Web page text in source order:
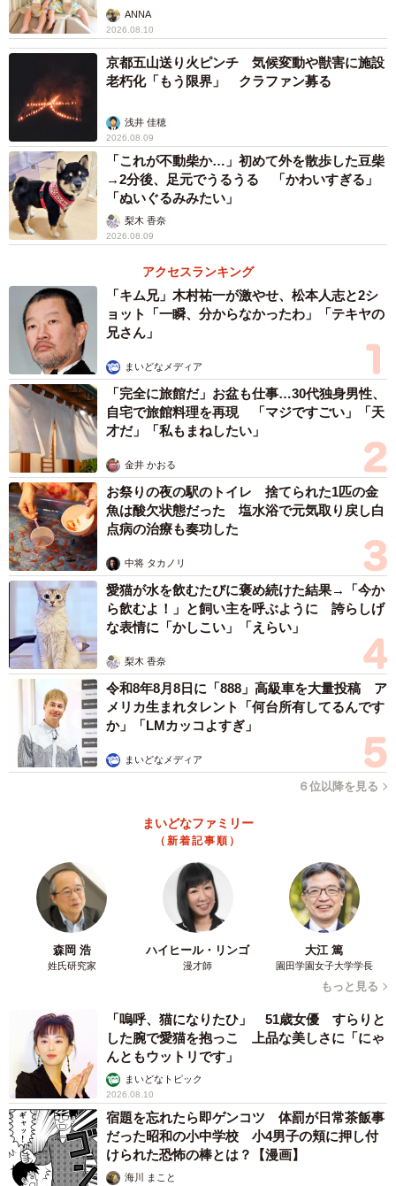
ANNA
2026.08.10
京都五山送り火ピンチ 気候変動や獣害に施設
老朽化「もう限界」 クラファン募る
浅井 佳穂
2026.08.09
「これが不動柴か…」初めて外を散歩した豆柴
→2分後、足元でうるうる 「かわいすぎる」
「ぬいぐるみみたい」
梨木 香奈
2026.08.09
アクセスランキング
「キム兄」木村祐一が激やせ、松本人志と2シ
ョット「一瞬、分からなかったわ」「テキヤの
兄さん」
まいどなメディア
「完全に旅館だ」お盆も仕事…30代独身男性、
自宅で旅館料理を再現 「マジですごい」「天
才だ」「私もまねしたい」
金井 かおる
お祭りの夜の駅のトイレ 捨てられた1匹の金
魚は酸欠状態だった 塩水浴で元気取り戻し白
点病の治療も奏功した
中将 タカノリ
愛猫が水を飲むたびに褒め続けた結果→「今か
ら飲むよ！」と飼い主を呼ぶように 誇らしげ
な表情に「かしこい」「えらい」
梨木 香奈
令和8年8月8日に「888」高級車を大量投稿 ア
メリカ生まれタレント「何台所有してるんです
か」「LMカッコよすぎ」
まいどなメディア
６位以降を見る
まいどなファミリー
（新着記事順）
森岡 浩
姓氏研究家
ハイヒール・リンゴ
漫才師
大江 篤
園田学園女子大学学長
もっと見る
「嗚呼、猫になりたひ」 51歳女優 すらりと
した腕で愛猫を抱っこ 上品な美しさに「にゃ
んともウットリです」
まいどなトピック
2026.08.10
宿題を忘れたら即ゲンコツ 体罰が日常茶飯事
だった昭和の小中学校 小4男子の頬に押し付
けられた恐怖の棒とは？【漫画】
海川 まこと